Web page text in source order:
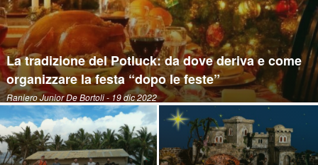
La tradizione del Potluck: da dove deriva e come
organizzare la festa “dopo le feste”
Raniero Junior De Bortoli- 19 dic 2022